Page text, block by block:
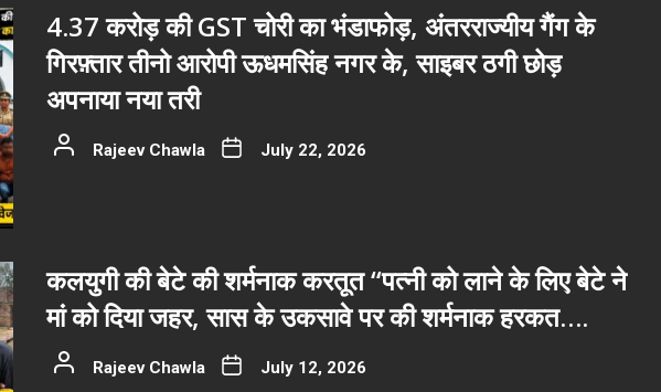
4.37 करोड़ की GST चोरी का भंडाफोड़, अंतरराज्यीय गैंग के
गिरफ़्तार तीनो आरोपी ऊधमसिंह नगर के, साइबर ठगी छोड़
अपनाया नया तरी
Rajeev Chawla July 22, 2026
कलयुगी की बेटे की शर्मनाक करतूत “पत्नी को लाने के लिए बेटे ने
मां को दिया जहर, सास के उकसावे पर की शर्मनाक हरकत….
Rajeev Chawla July 12, 2026